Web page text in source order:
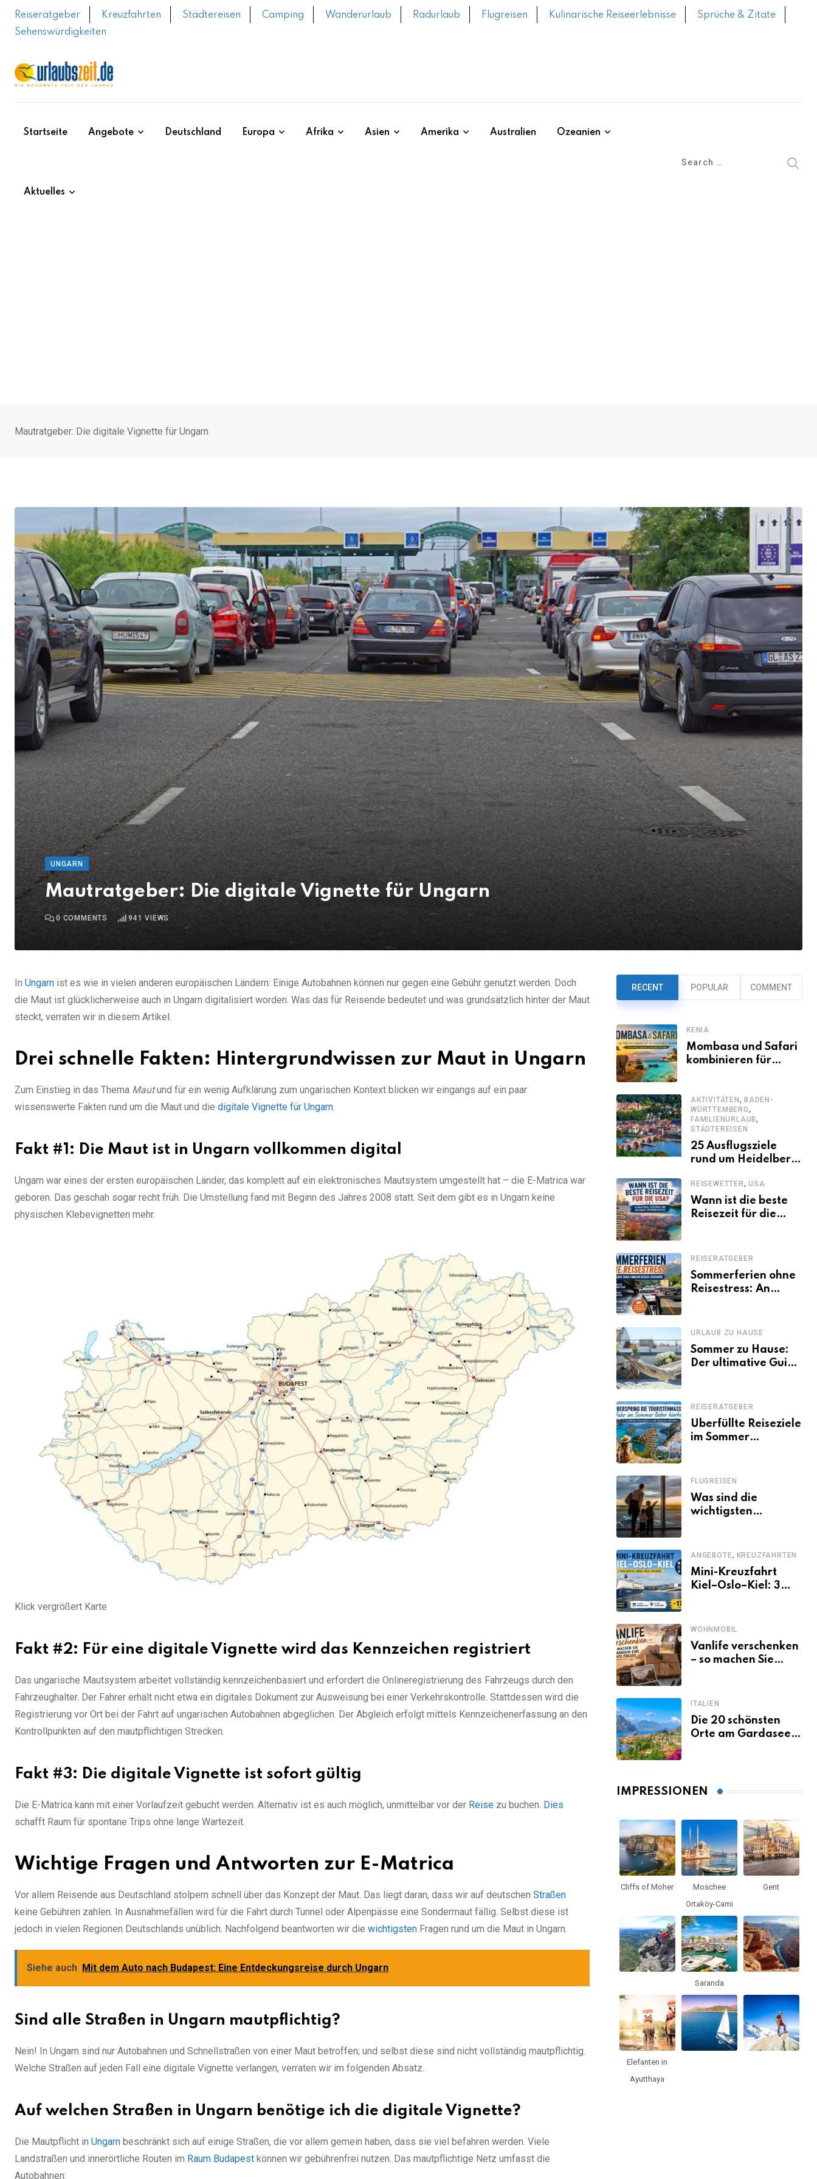
Skip
Reiseratgeber Kreuzfahrten Städtereisen Camping Wanderurlaub Radurlaub Flugreisen Kulinarische Reiseerlebnisse
Sprüche & Zitate
Sehenswürdigkeiten
Startseite Angebote Deutschland Europa Afrika Asien Amerika Australien Ozeanien
Aktuelles
Mautratgeber: Die digitale Vignette für Ungarn
UNGARN
Mautratgeber: Die digitale Vignette für Ungarn
0 COMMENTS 941 VIEWS
In Ungarn ist es wie in vielen anderen europäischen Ländern: Einige Autobahnen können nur gegen eine Gebühr genutzt werden. Doch
die Maut ist glücklicherweise auch in Ungarn digitalisiert worden. Was das für Reisende bedeutet und was grundsätzlich hinter der Maut
steckt, verraten wir in diesem Artikel.
Drei schnelle Fakten: Hintergrundwissen zur Maut in Ungarn
Zum Einstieg in das Thema Mautund für ein wenig Aufklärung zum ungarischen Kontext blicken wir eingangs auf ein paar
wissenswerte Fakten rund um die Maut und die digitale Vignette für Ungarn.
Fakt #1: Die Maut ist in Ungarn vollkommen digital
Ungarn war eines der ersten europäischen Länder, das komplett auf ein elektronisches Mautsystem umgestellt hat – die E-Matrica war
geboren. Das geschah sogar recht früh. Die Umstellung fand mit Beginn des Jahres 2008 statt. Seit dem gibt es in Ungarn keine
physischen Klebevignetten mehr.
Klick vergrößert Karte
Fakt #2: Für eine digitale Vignette wird das Kennzeichen registriert
Das ungarische Mautsystem arbeitet vollständig kennzeichenbasiert und erfordert die Onlineregistrierung des Fahrzeugs durch den
Fahrzeughalter. Der Fahrer erhält nicht etwa ein digitales Dokument zur Ausweisung bei einer Verkehrskontrolle. Stattdessen wird die
Registrierung vor Ort bei der Fahrt auf ungarischen Autobahnen abgeglichen. Der Abgleich erfolgt mittels Kennzeichenerfassung an den
Kontrollpunkten auf den mautpflichtigen Strecken.
Fakt #3: Die digitale Vignette ist sofort gültig
Die E-Matrica kann mit einer Vorlaufzeit gebucht werden. Alternativ ist es auch möglich, unmittelbar vor der Reise zu buchen. Dies
schafft Raum für spontane Trips ohne lange Wartezeit.
Wichtige Fragen und Antworten zur E-Matrica
Vor allem Reisende aus Deutschland stolpern schnell über das Konzept der Maut. Das liegt daran, dass wir auf deutschen Straßen
keine Gebühren zahlen. In Ausnahmefällen wird für die Fahrt durch Tunnel oder Alpenpässe eine Sondermaut fällig. Selbst diese ist
jedoch in vielen Regionen Deutschlands unüblich. Nachfolgend beantworten wir die wichtigsten Fragen rund um die Maut in Ungarn.
Siehe auch Mit dem Auto nach Budapest: Eine Entdeckungsreise durch Ungarn
Sind alle Straßen in Ungarn mautpflichtig?
Nein! In Ungarn sind nur Autobahnen und Schnellstraßen von einer Maut betroffen; und selbst diese sind nicht vollständig mautpflichtig.
Welche Straßen auf jeden Fall eine digitale Vignette verlangen, verraten wir im folgenden Absatz.
Auf welchen Straßen in Ungarn benötige ich die digitale Vignette?
Die Mautpflicht in Ungarn beschränkt sich auf einige Straßen, die vor allem gemein haben, dass sie viel befahren werden. Viele
Landstraßen und innerörtliche Routen im Raum Budapest können wir gebührenfrei nutzen. Das mautpflichtige Netz umfasst die
Autobahnen:
RECENT POPULAR COMMENT
KENIA
Mombasa und Safari
kombinieren für
Kenia-Urlaub
AKTIVITÄTEN , BADEN-
WÜRTTEMBERG,
FAMILIENURLAUB,
STÄDTEREISEN
25 Ausflugsziele
rund um Heidelberg,
sollte
REISEWETTER, USA
Wann ist die beste
Reisezeit für die
saisonale
Besonderheiten
REISERATGEBER
Sommerferien ohne
Reisestress: An
losfahren
URLAUB ZU HAUSE
Sommer zu Hause:
Der ultimative Guide
REISERATGEBER
Überfüllte Reiseziele
im Sommer
zu Mallorca,
Santorini, Gardasee
& Co.
FLUGREISEN
Was sind die
wichtigsten
ANGEBOTE, KREUZFAHRTEN
Mini-Kreuzfahrt
Kiel–Oslo–Kiel: 3
WOHNMOBIL
Vanlife verschenken
– so machen Sie
ITALIEN
Die 20 schönsten
Orte am Gardasee,
IMPRESSIONEN
Cliffs of Moher
Moschee
Ortaköy-Cami
Gent
Saranda
Elefanten in
Ayutthaya